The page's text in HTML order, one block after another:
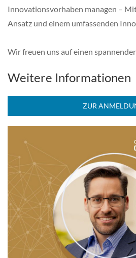
Innovationsvorhaben managen –
Ansatz und einem umfassenden
Wir freuen uns auf einen
Weitere Informationen
ZUR